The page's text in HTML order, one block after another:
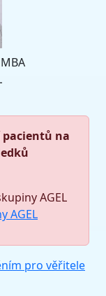
na
AGEL
AGEL
pro věřitele